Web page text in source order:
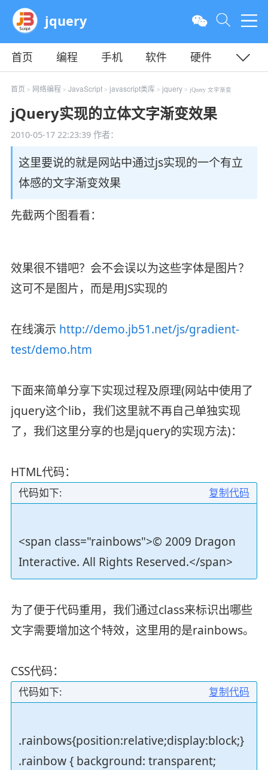
jquery
首页 编程 手机 软件
硬件
教程
平面 服务器
首页 > 网络编程 > JavaScript> javascript类库> jquery> jQuery 文字渐变
jQuery实现的立体文字渐变效果
2010-05-17 22:23:39作者：
这里要说的就是网站中通过js实现的一个有立
体感的文字渐变效果
先截两个图看看：
效果很不错吧？会不会误以为这些字体是图片？
这可不是图片，而是用JS实现的
在线演示 http://demo.jb51.net/js/gradient-
test/demo.htm
下面来简单分享下实现过程及原理(网站中使用了
jquery这个lib，我们这里就不再自己单独实现
了，我们这里分享的也是jquery的实现方法)：
HTML代码：
复制代码
代码如下:
<span class="rainbows">© 2009 Dragon
Interactive. All Rights Reserved.</span>
为了便于代码重用，我们通过class来标识出哪些
文字需要增加这个特效，这里用的是rainbows。
CSS代码：
复制代码
代码如下:
.rainbows{position:relative;display:block;}
.rainbow { background: transparent;